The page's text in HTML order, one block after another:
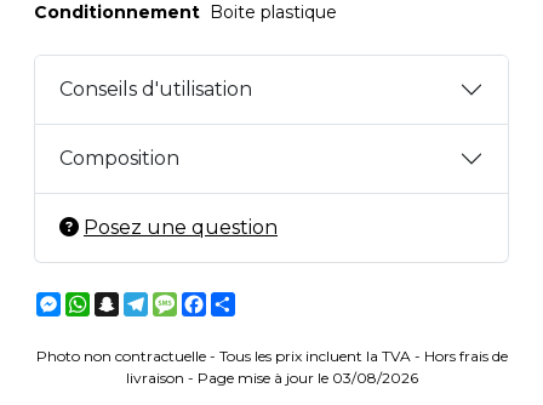
Conditionnement Boite plastique
Conseils d'utilisation
Composition
Posez une question
Messenger
WhatsApp
Snapchat
Telegram
MessageFacebook
Photo non contractuelle - Tous les prix incluent la TVA - Hors frais de
livraison - Page mise à jour le 03/08/2026